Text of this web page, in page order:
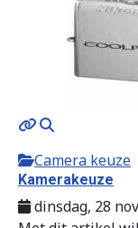
Camera keuze
Kamerakeuze
dinsdag, 28